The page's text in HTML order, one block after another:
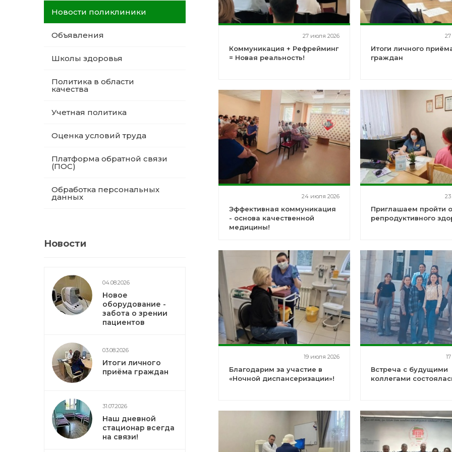
Новости поликлиники
Объявления
Школы здоровья
Политика в области
качества
Учетная политика
Оценка условий труда
Платформа обратной связи
(ПОС)
Обработка персональных
данных
Новости
04.08.2026
Новое
оборудование -
забота о зрении
пациентов
03.08.2026
Итоги личного
приёма граждан
31.07.2026
Наш дневной
стационар всегда
на связи!
27 июля 2026
Коммуникация + Рефрейминг
= Новая реальность!
Итоги личного
граждан
24 июля 2026
Эффективная коммуникация
- основа качественной
медицины!
Приглашаем пройти
репродуктивного
19 июля 2026
Благодарим за участие в
«Ночной диспансеризации»!
Встреча с будущими
коллегами